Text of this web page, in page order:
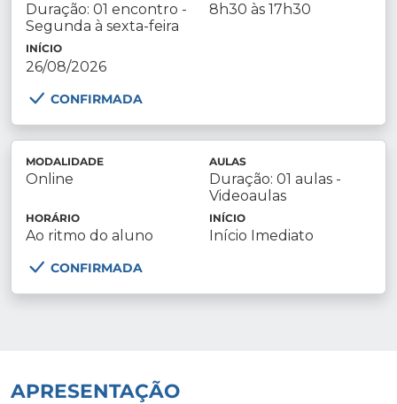
Duração: 01 encontro -
Segunda à sexta-feira
8h30 às 17h30
INÍCIO
26/08/2026
CONFIRMADA
MODALIDADE
Online
AULAS
Duração: 01 aulas -
Videoaulas
HORÁRIO
Ao ritmo do aluno
INÍCIO
Início Imediato
CONFIRMADA
APRESENTAÇÃO